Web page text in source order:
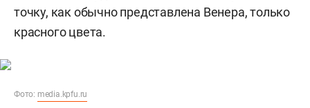
точку, как обычно представлена Венера, только
красного цвета.
Фото: media.kpfu.ru